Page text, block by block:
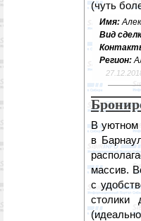
(чуть
Имя:
Вид
Регион:
В уютном
в
массив.
с
столики